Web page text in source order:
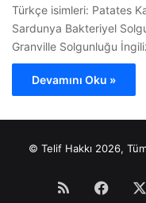
Türkçe isimleri: Patates
Sardunya Bakteriyel
Granville Solgunluğu
Devamını Oku »
© Telif Hakkı 2026,
RSS